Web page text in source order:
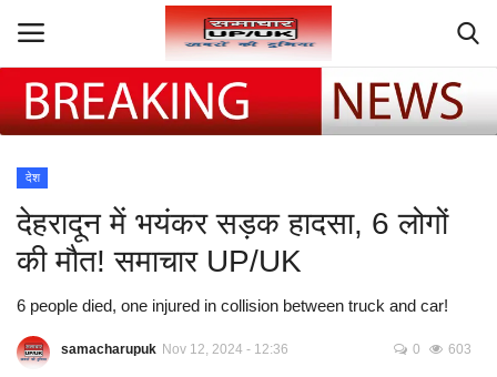
Login Register
Contact
उत्तराखंड
खेल
देश
देहरादून में भयंकर सड़क हादसा, 6 लोगों
की मौत! समाचार UP/UK
6 people died, one injured in collision between truck and car!
samacharupuk Nov 12, 2024 - 12:36 0 603